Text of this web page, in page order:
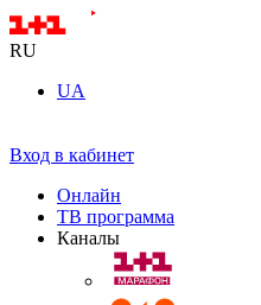
RU
UA
Вход в кабинет
Онлайн
ТВ программа
Каналы